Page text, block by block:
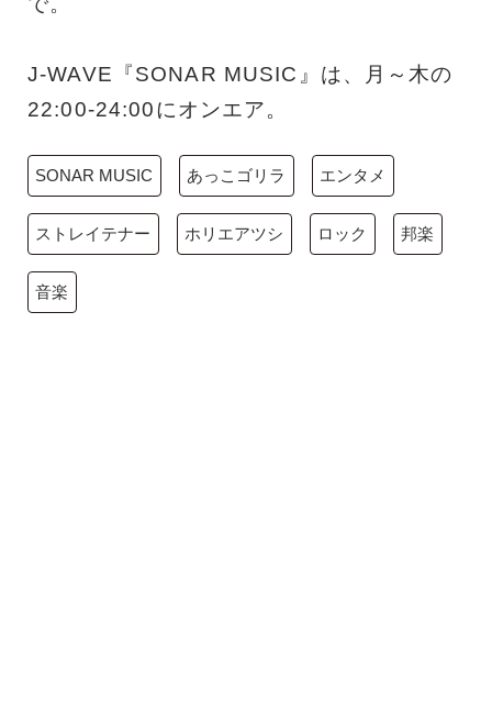
J-WAVE『SONAR MUSIC』は、月～木の
22:00-24:00にオンエア。
SONAR MUSIC あっこゴリラ エンタメ
ストレイテナー ホリエアツシ ロック 邦楽
音楽